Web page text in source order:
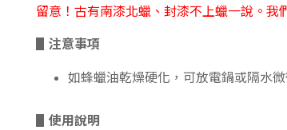
留意！古有南漆北蠟、封漆不上蠟一說。我
▋ 注意事項
如蜂蠟油乾燥硬化，可放電鍋或隔水
▋ 使用說明